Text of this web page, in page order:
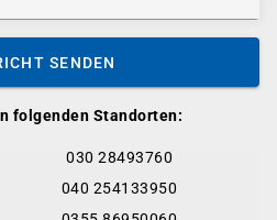
folgenden Standorten:
030 28493760
040 254133950
SENDEN